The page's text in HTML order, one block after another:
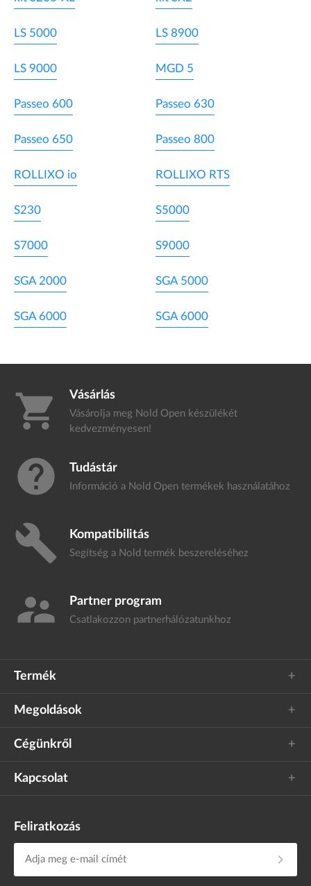
LS 5000 LS 8900
LS 9000 MGD 5
Passeo 600 Passeo 630
Passeo 650 Passeo 800
ROLLIXO io ROLLIXO RTS
S230 S5000
S7000 S9000
SGA 2000 SGA 5000
SGA 6000 SGA 6000
shopping_cart Vásárlás
Vásárolja meg Nold Open készülékét
kedvezményesen!
help Tudástár
Információ a Nold Open termékek használatához
build Kompatibilitás
Segítség a Nold termék beszereléséhez
supervisor_account Partner program
Csatlakozzon partnerhálózatunkhoz
Termék
Megoldások
Cégünkről
Kapcsolat
Feliratkozás
chevron_right